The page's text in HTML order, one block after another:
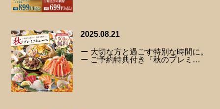
2025.08.21
ー 大切な方と過ごす特別な時間に。
ー ご予約特典付き『秋のプレミ…